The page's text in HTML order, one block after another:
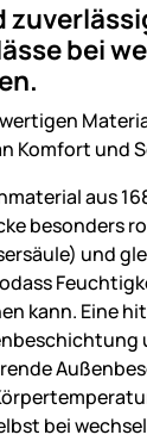
bei
Komfort und
aus
besonders
und
kann. Eine
bei